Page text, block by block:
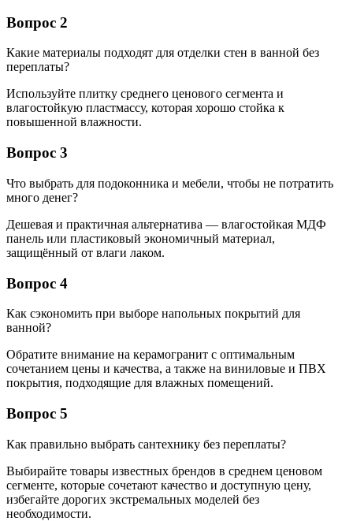
Вопрос 2
Какие материалы подходят для отделки стен в ванной без
переплаты?
Используйте плитку среднего ценового сегмента и
влагостойкую пластмассу, которая хорошо стойка к
повышенной влажности.
Вопрос 3
Что выбрать для подоконника и мебели, чтобы не потратить
много денег?
Дешевая и практичная альтернатива — влагостойкая МДФ
панель или пластиковый экономичный материал,
защищённый от влаги лаком.
Вопрос 4
Как сэкономить при выборе напольных покрытий для
ванной?
Обратите внимание на керамогранит с оптимальным
сочетанием цены и качества, а также на виниловые и ПВХ
покрытия, подходящие для влажных помещений.
Вопрос 5
Как правильно выбрать сантехнику без переплаты?
Выбирайте товары известных брендов в среднем ценовом
сегменте, которые сочетают качество и доступную цену,
избегайте дорогих экстремальных моделей без
необходимости.